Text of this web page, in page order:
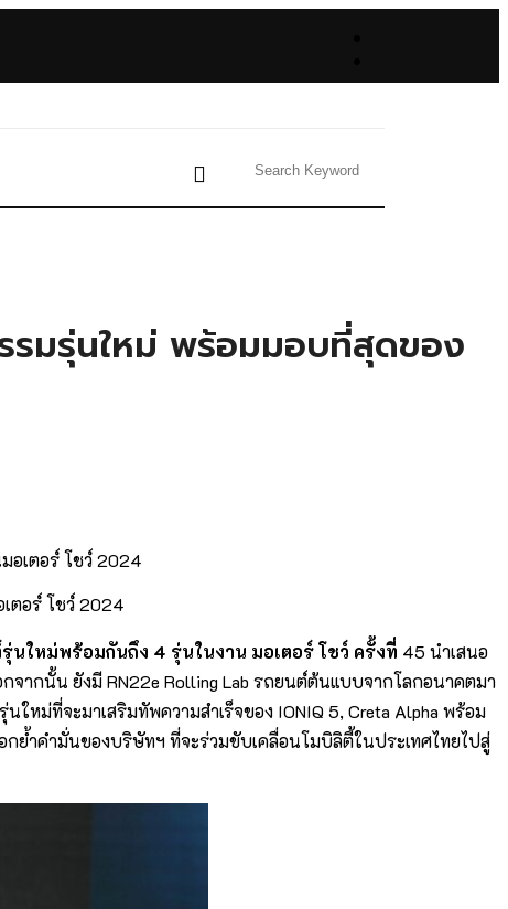
รมรุ่นใหม่ พร้อมมอบที่สุดของ
ตอร์ โชว์ 2024
ใหม่พร้อมกันถึง 4 รุ่นในงาน มอเตอร์ โชว์ ครั้งที่ 45 นำเสนอ
ากนั้น ยังมี RN22e Rolling Lab รถยนต์ต้นแบบจากโลกอนาคตมา
ม่ที่จะมาเสริมทัพความสำเร็จของ IONIQ 5, Creta Alpha พร้อม
ย้ำคำมั่นของบริษัทฯ ที่จะร่วมขับเคลื่อนโมบิลิตี้ในประเทศไทยไปสู่